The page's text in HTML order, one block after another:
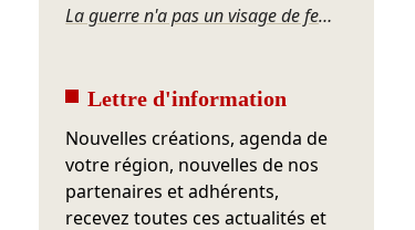
La guerre n'a pas un visage de femme
Lettre d'information
Nouvelles créations, agenda de
votre région, nouvelles de nos
partenaires et adhérents,
recevez toutes ces actualités et